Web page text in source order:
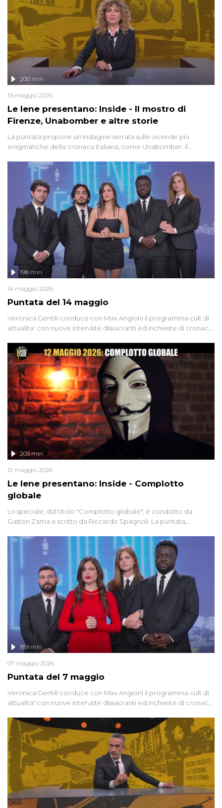
Le Iene presentano: Inside - Il mostro di
Firenze, Unabomber e altre storie
200 min
19 maggio 2026
La puntata propone un'indagine serrata sulle vicende più
enigmatiche della cronaca italiana, come Unabomber: il
'90 e il 2000 che, inquietantemente, potrebbe essere ancora in
libertà. Lo speciale affronta inoltre le zone d'ombra sul Mostro di
Firenze, le cui responsabilità appaiono ancora oggi avvolte in un
groviglio di dubbi mai chiariti. Nel corso dello speciale anche
l'intervista inedita a Olindo Romano, realizzata ne...
Puntata del 14 maggio
198 min
14 maggio 2026
Veronica Gentili conduce con Max Angioni il programma cult di
attualita' con nuove interviste dissacranti ed inchieste di cronaca
Le Iene presentano: Inside - Complotto
globale
203 min
12 maggio 2026
Lo speciale, dal titolo "Complotto globale", è condotto da
Gaston Zama e scritto da Riccardo Spagnoli. La puntata,
racconta l'universo delle narrazioni alternative, dei sospetti
globali e del complottismo che negli ultimi anni hanno invaso
social network, talk show, piazze digitali e immaginario collettivo.
Puntata del 7 maggio
189 min
07 maggio 2026
Veronica Gentili conduce con Max Angioni il programma cult di
attualita' con nuove interviste dissacranti ed inchieste di cronaca